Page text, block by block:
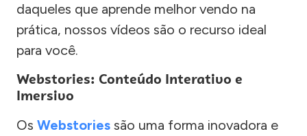
daqueles que aprende melhor vendo na
prática, nossos vídeos são o recurso ideal
para você.
Webstories: Conteúdo Interativo e
Imersivo
Os Webstories são uma forma inovadora e